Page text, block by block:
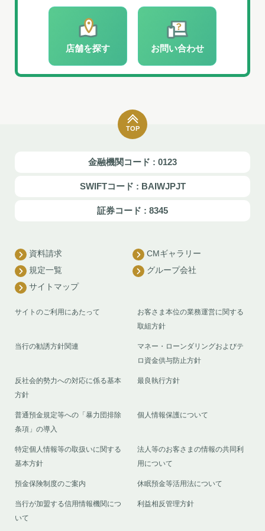
店舗を探す お問い合わせ
TOP
金融機関コード : 0123
SWIFTコード : BAIWJPJT
証券コード : 8345
資料請求
CMギャラリー
規定一覧
グループ会社
サイトマップ
サイトのご利用にあたって
お客さま本位の業務運営に関する
取組方針
当行の勧誘方針関連
マネー・ローンダリングおよびテ
ロ資金供与防止方針
反社会的勢力への対応に係る基本
方針
最良執行方針
普通預金規定等への「暴力団排除
条項」の導入
個人情報保護について
特定個人情報等の取扱いに関する
基本方針
法人等のお客さまの情報の共同利
用について
預金保険制度のご案内 休眠預金等活用法について
当行が加盟する信用情報機関につ
いて
利益相反管理方針